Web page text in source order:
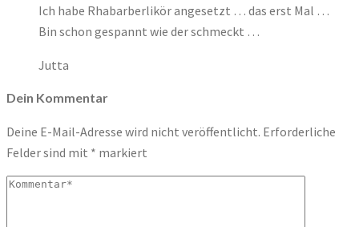
Ich habe Rhabarberlikör angesetzt … das erst Mal …
Bin schon gespannt wie der schmeckt …
Jutta
Dein Kommentar
Deine E-Mail-Adresse wird nicht veröffentlicht. Erforderliche
Felder sind mit * markiert